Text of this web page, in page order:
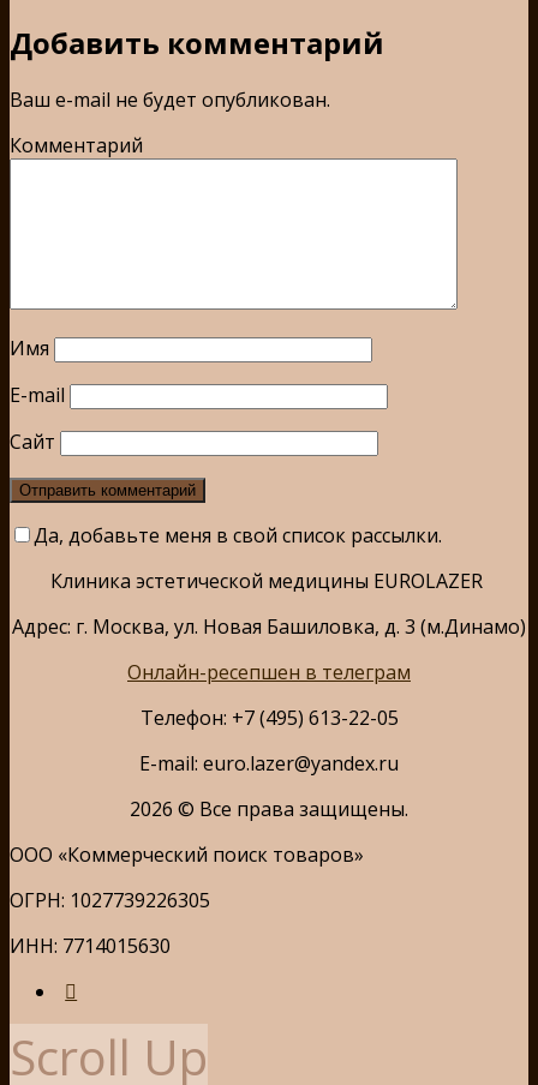
Добавить комментарий
Ваш e-mail не будет опубликован.
Комментарий
Имя
E-mail
Сайт
Да, добавьте меня в свой список рассылки.
Клиника эстетической медицины EUROLAZER
Адрес: г. Москва, ул. Новая Башиловка, д. 3 (м.Динамо)
Онлайн-ресепшен в телеграм
Телефон: +7 (495) 613-22-05
E-mail: euro.lazer@yandex.ru
2026 © Все права защищены.
ООО «Коммерческий поиск товаров»
ОГРН: 1027739226305
ИНН: 7714015630
Scroll Up